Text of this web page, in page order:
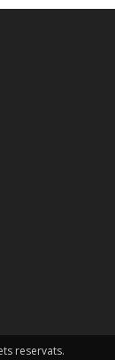
reservats.